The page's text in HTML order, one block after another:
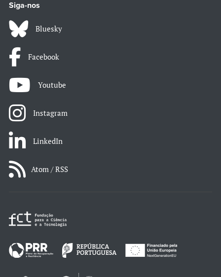
Siga-nos
Bluesky
Facebook
Youtube
Instagram
LinkedIn
Atom / RSS